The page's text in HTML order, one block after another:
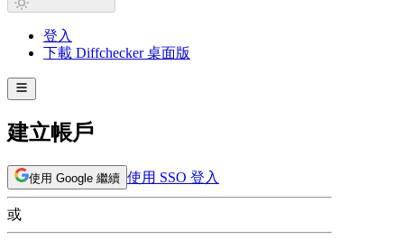
登入
下載 Diffchecker 桌面版
建立帳戶
使用 Google 繼續 使用 SSO 登入
或